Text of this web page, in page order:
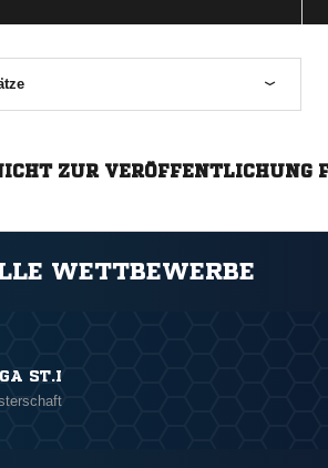
ZUR VERÖFFENTLICHUNG
WETTBEWERBE
ST.I